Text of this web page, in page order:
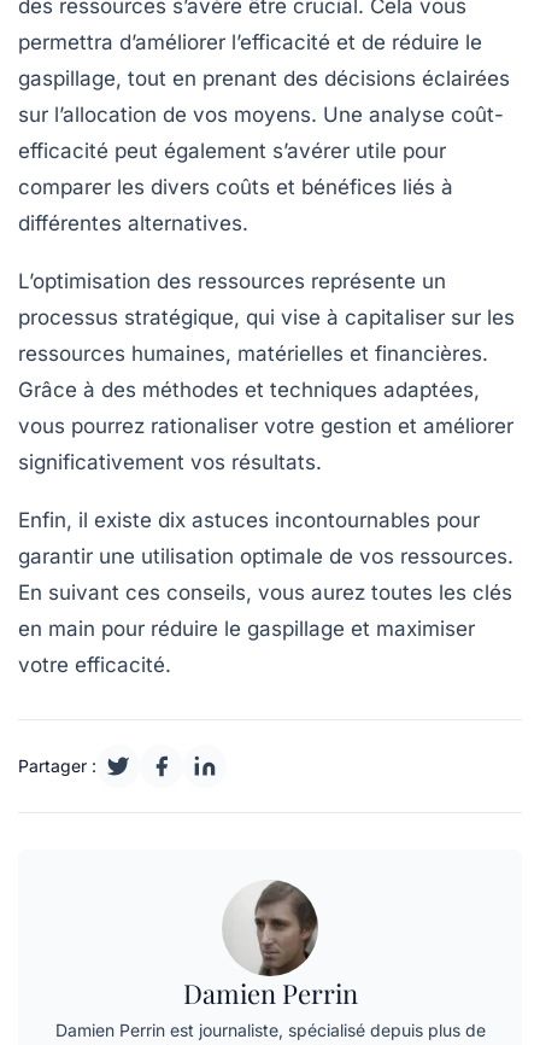
des ressources s’avère être crucial. Cela vous
permettra d’améliorer l’efficacité et de réduire le
gaspillage, tout en prenant des décisions éclairées
sur l’allocation de vos moyens. Une analyse coût-
efficacité peut également s’avérer utile pour
comparer les divers coûts et bénéfices liés à
différentes alternatives.
L’optimisation des ressources représente un
processus stratégique, qui vise à capitaliser sur les
ressources humaines, matérielles et financières.
Grâce à des méthodes et techniques adaptées,
vous pourrez rationaliser votre gestion et améliorer
significativement vos résultats.
Enfin, il existe dix astuces incontournables pour
garantir une utilisation optimale de vos ressources.
En suivant ces conseils, vous aurez toutes les clés
en main pour réduire le gaspillage et maximiser
votre efficacité.
Partager :
Damien Perrin
Damien Perrin est journaliste, spécialisé depuis plus de